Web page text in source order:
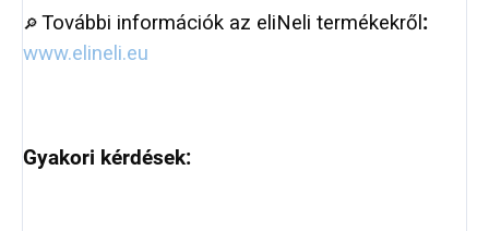
🔎 További információk az eliNeli termékekről:
www.elineli.eu
Gyakori kérdések: